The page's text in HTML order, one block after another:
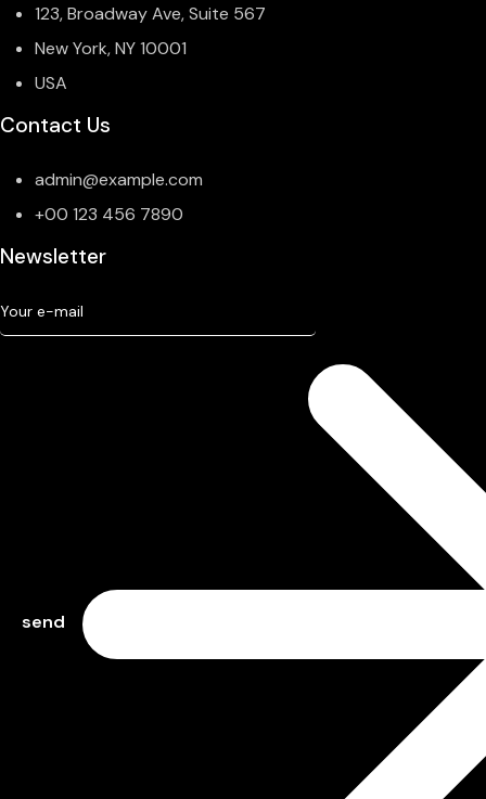
123, Broadway Ave, Suite 567
New York, NY 10001
USA
Contact Us
admin@example.com
+00 123 456 7890
Newsletter
send